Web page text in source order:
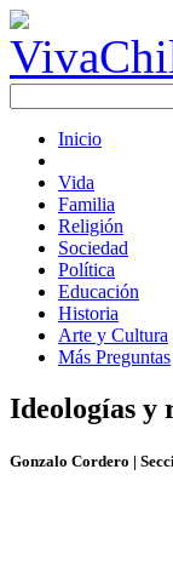
Inicio
Vida
Familia
Religión
Sociedad
Política
Educación
Historia
Arte y Cultura
Más Preguntas
Ideologías y
Gonzalo Cordero |